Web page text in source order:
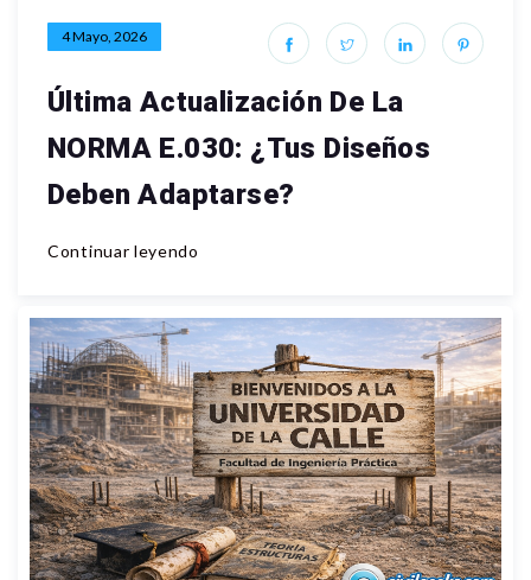
4 Mayo, 2026
Última Actualización De La
NORMA E.030: ¿Tus Diseños
Deben Adaptarse?
Continuar leyendo